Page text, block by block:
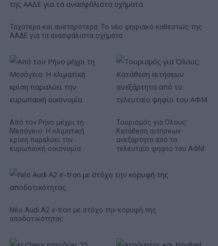
Ταχύτερα και αυστηρότερα: Το νέο ψηφιακό καθεστώς της
ΑΑΔΕ για τα ανασφάλιστα οχήματα
Από τον Ρήνο μέχρι τη
Μεσόγειο: Η κλιματική
κρίση παραλύει την
ευρωπαϊκή οικονομία
Τουρισμός για Όλους:
Kατάθεση αιτήσεων
ανεξάρτητα από το
τελευταίο ψηφίο του ΑΦΜ
Νέο Audi A2 e-tron με στόχο την κορυφή της
αποδοτικότητας